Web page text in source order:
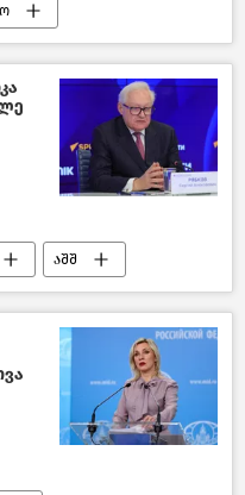
საქართველოს განათლებისა და მეცნიერების სამინისტრო
აშშ